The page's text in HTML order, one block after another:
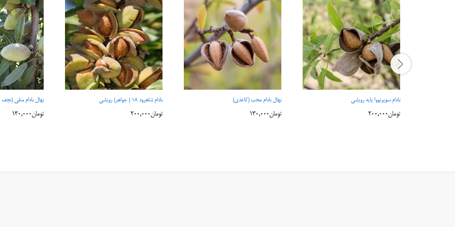
بادام سوپرنووا پایه رویشی
تومان200,000
نهال بادام محب (کاغذی)
تومان130,000
بادام شاهرود ۱۸ ( جواهر) رویشی
تومان200,000
نهال بادام منقی (نجف
تومان130,000